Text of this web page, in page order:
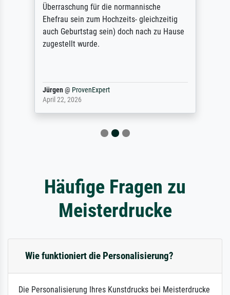
Überraschung für die normannische
Ehefrau sein zum Hochzeits- gleichzeitig
auch Geburtstag sein) doch nach zu Hause
zugestellt wurde.
Jürgen@ ProvenExpert
April 22, 2026
Häufige Fragen zu
Meisterdrucke
Wie funktioniert die Personalisierung?
Die Personalisierung Ihres Kunstdrucks bei Meisterdrucke